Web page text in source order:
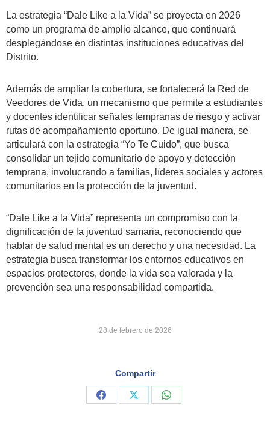
La estrategia “Dale Like a la Vida” se proyecta en 2026
como un programa de amplio alcance, que continuará
desplegándose en distintas instituciones educativas del
Distrito.
Además de ampliar la cobertura, se fortalecerá la Red de
Veedores de Vida, un mecanismo que permite a estudiantes
y docentes identificar señales tempranas de riesgo y activar
rutas de acompañamiento oportuno. De igual manera, se
articulará con la estrategia “Yo Te Cuido”, que busca
consolidar un tejido comunitario de apoyo y detección
temprana, involucrando a familias, líderes sociales y actores
comunitarios en la protección de la juventud.
“Dale Like a la Vida” representa un compromiso con la
dignificación de la juventud samaria, reconociendo que
hablar de salud mental es un derecho y una necesidad. La
estrategia busca transformar los entornos educativos en
espacios protectores, donde la vida sea valorada y la
prevención sea una responsabilidad compartida.
28 de febrero de 2026
Compartir
Share
Share
Share